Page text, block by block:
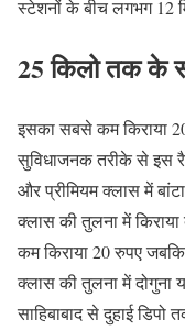
स्टेशनों के बीच लगभग 12
25 किलो तक के
इसका सबसे कम किराया
सुविधाजनक तरीके से इस
और प्रीमियम क्लास में
क्लास की तुलना में
कम किराया 20 रुपए जबकि
क्लास की तुलना में दोगुना
साहिबाबाद से दुहाई